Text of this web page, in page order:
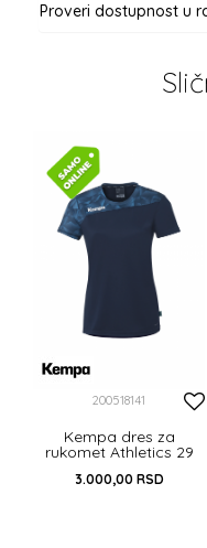
Proveri dostupnost u
200518141
Kempa dres za
rukomet Athletics 29
3.000,00 RSD